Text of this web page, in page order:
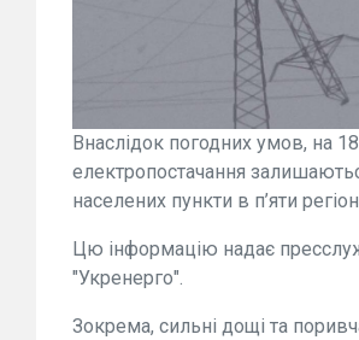
Внаслідок погодних умов, на
електропостачання
населених пункти в п’яти
Цю інформацію надає
"Укренерго".
Зокрема, сильні дощі та